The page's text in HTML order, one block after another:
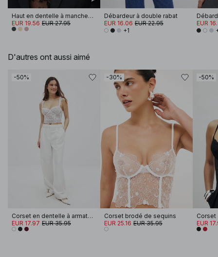
Haut en dentelle à manches longues
EUR 19.56 EUR 27.95
Débardeur à double rabat
EUR 16.06 EUR 22.95
+1
EUR
D'autres ont aussi aimé
-50%
Corset en dentelle à armatures et larges bretelles
EUR 17.97 EUR 35.95
-30%
Corset brodé de sequins
EUR 25.16 EUR 35.95
-50%
EUR